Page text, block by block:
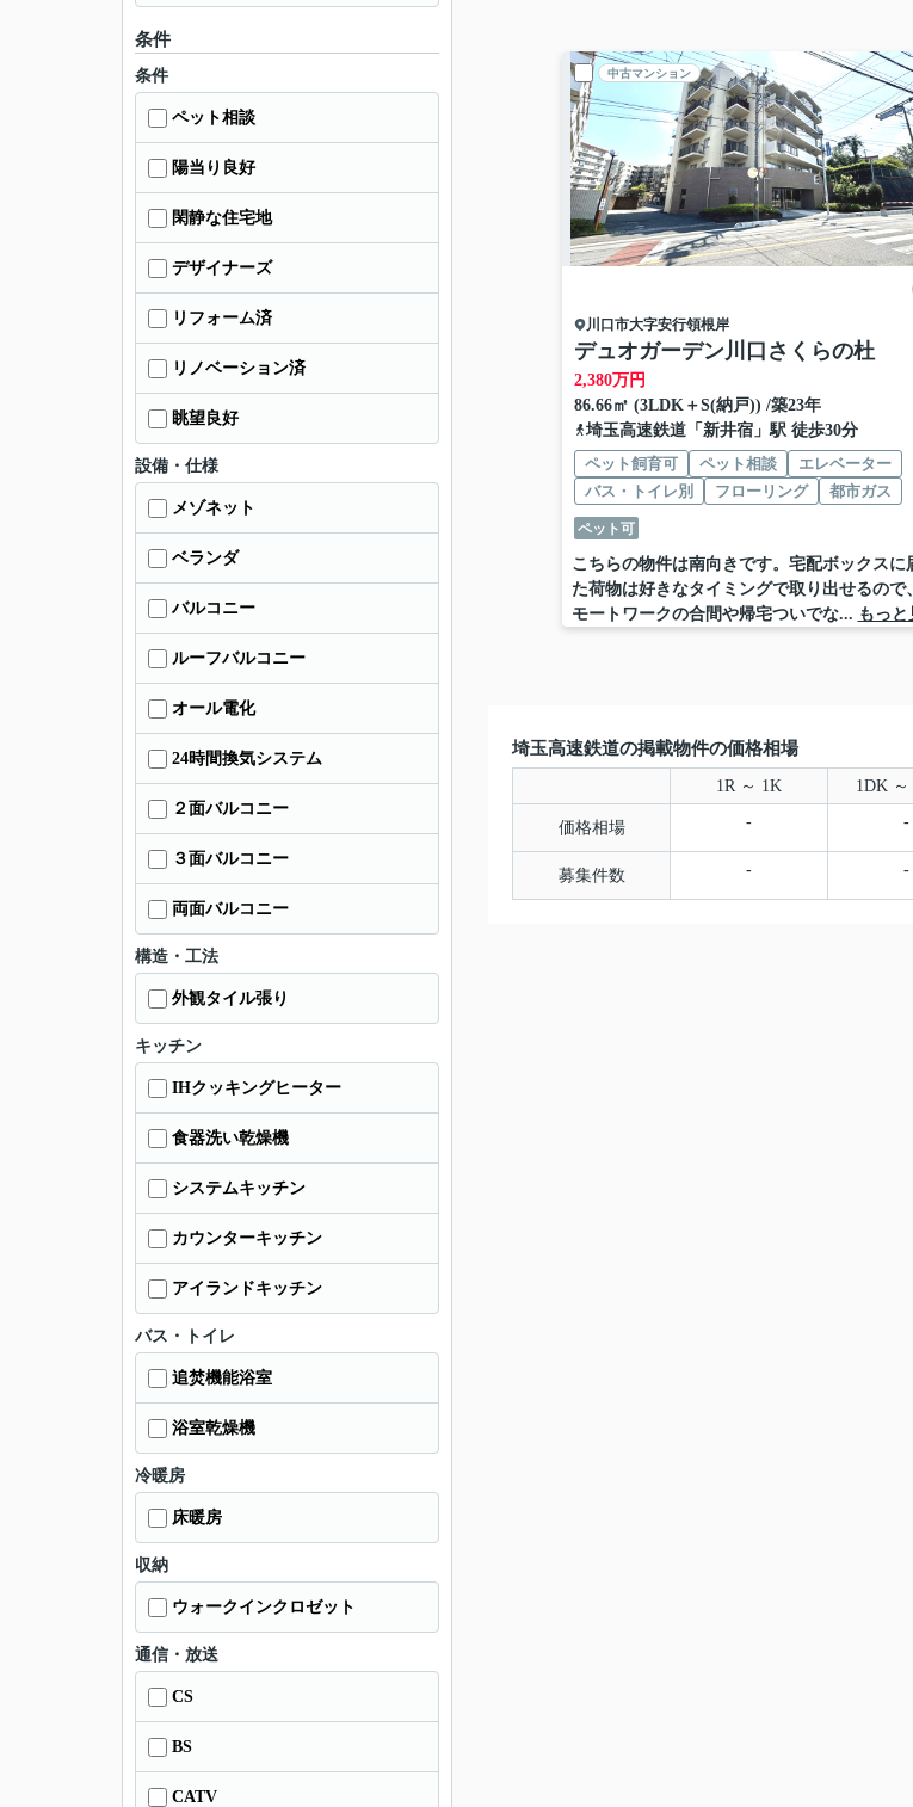
中古マンション
川口市大字安行領根岸
デュオガーデン川口さくらの杜
2,380万円
86.66㎡ (3LDK＋S(納戸)) /築23年
埼玉高速鉄道「 新井宿」駅 徒歩30分
ペット飼育可
ペット相談
エレベーター
バス・トイレ別
フローリング 都市ガス
ペット可
こちらの物件は南向きです。宅配ボックスに
た荷物は好きなタイミングで取り出せるので
モートワークの合間や帰宅ついでな... もっと
埼玉高速鉄道の掲載物件の価格相場
1R ～ 1K 1DK
価格相場 - -
募集件数 - -
条件
条件
ペット相談
陽当り良好
閑静な住宅地
デザイナーズ
リフォーム済
リノベーション済
眺望良好
設備・仕様
メゾネット
ベランダ
バルコニー
ルーフバルコニー
オール電化
24時間換気システム
２面バルコニー
３面バルコニー
両面バルコニー
構造・工法
外観タイル張り
キッチン
IHクッキングヒーター
食器洗い乾燥機
システムキッチン
カウンターキッチン
アイランドキッチン
バス・トイレ
追焚機能浴室
浴室乾燥機
冷暖房
床暖房
収納
ウォークインクロゼット
通信・放送
CS
BS
CATV